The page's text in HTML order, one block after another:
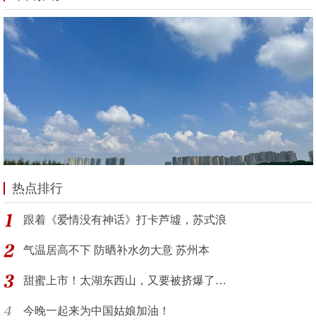
热点排行
跟着《爱情没有神话》打卡芦墟，苏式浪
气温居高不下 防晒补水勿大意 苏州本
甜蜜上市！太湖东西山，又要被挤爆了…
今晚一起来为中国姑娘加油！